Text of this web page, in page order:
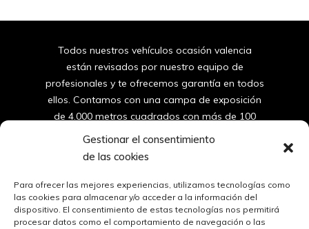
Gestionar el consentimiento
de las cookies
Para ofrecer las mejores experiencias, utilizamos tecnologías como
las cookies para almacenar y/o acceder a la información del
dispositivo. El consentimiento de estas tecnologías nos permitirá
procesar datos como el comportamiento de navegación o las
Todos nuestros vehículos ocasión valencia
están revisados por nuestro equipo de
profesionales y te ofrecemos garantía en todos
ellos. Contamos con una campa de exposición
de 4.000 metros cuadrados con más de 100
furgonetas y coches de segunda mano de
96150 10 42
ventas@automovilessantos.es